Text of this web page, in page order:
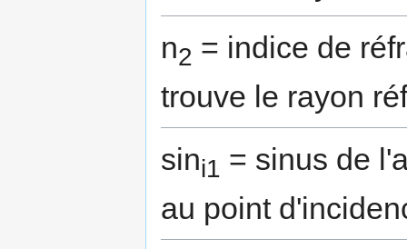
n2 = indice de
trouve le rayon
sini1 = sinus de
au point